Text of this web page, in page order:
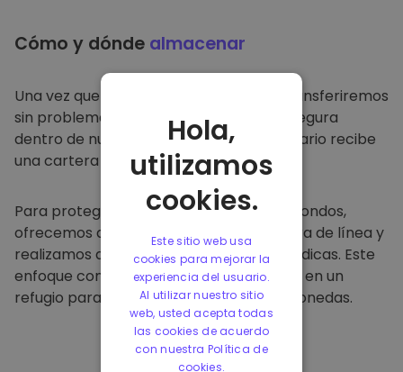
Cómo y dónde almacenar
Una vez que compre en
, lo transferiremos
sin problemas a su cartera dedicada y segura
dentro de nuestra plataforma. Cada usuario recibe
una cartera individual.
Para proteger a nuestros clientes y sus fondos,
ofrecemos almacenamiento seguro fuera de línea y
realizamos auditorías de seguridad periódicas. Este
enfoque convierte a nuestra plataforma en un
refugio para almacenar y otras criptomonedas.
Hola,
utilizamos
cookies.
Este sitio web usa
cookies para mejorar la
experiencia del usuario.
Al utilizar nuestro sitio
web, usted acepta todas
las cookies de acuerdo
con nuestra Política de
cookies.